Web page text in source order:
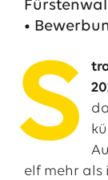
•
S
elf mehr als